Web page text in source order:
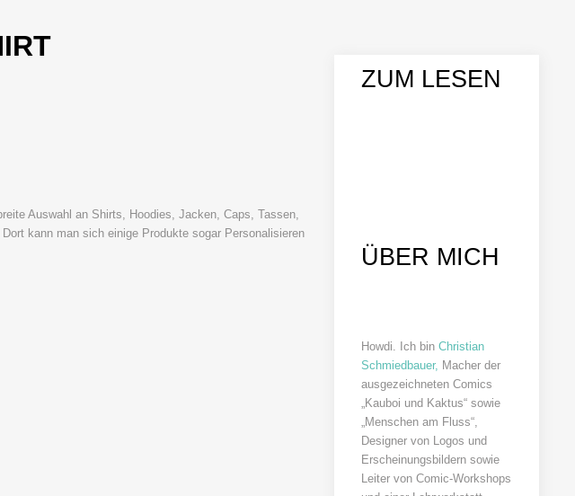
Auswahl an Shirts, Hoodies, Jacken, Caps, Tassen,
kann man sich einige Produkte sogar Personalisieren
ZUM LESEN
ÜBER MICH
Howdi. Ich binChristian
Schmiedbauer, Macher der
ausgezeichneten Comics
„Kauboi und Kaktus“ sowie
„Menschen am Fluss“,
Designer von Logos und
Erscheinungsbildern sowie
Leiter von Comic-Workshops